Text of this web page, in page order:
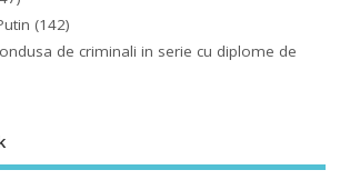
(142)
de criminali in serie cu diplome de